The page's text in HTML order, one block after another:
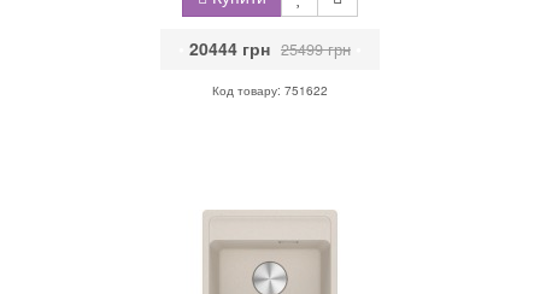
20444 грн 25499 грн
Код товару: 751622